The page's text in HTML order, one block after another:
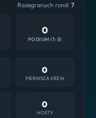
Rozegranych rund: 7
0
PODIUM (1-3)
0
PIERWSZA KREW
0
HOSTY